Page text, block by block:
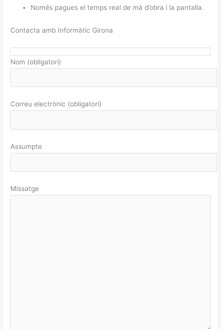
Només pagues el temps real de mà d’obra i la pantalla.
Contacta amb Informàtic Girona
Nom (obligatori)
Correu electrònic (obligatori)
Assumpte
Missatge